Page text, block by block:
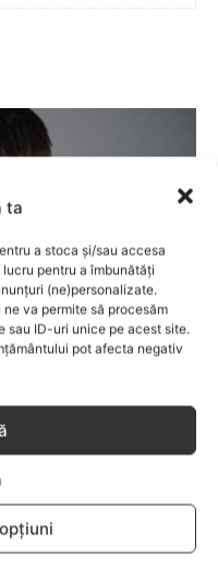
ta
a stoca și/sau accesa
pentru a îmbunătăți
(ne)personalizate.
va permite să procesăm
sau ID-uri unice pe acest site.
pot afecta negativ
ti gestionezi